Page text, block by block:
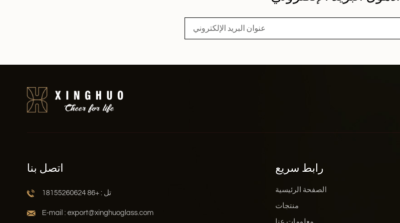
اتصل بنا
تل : +86 18155260624
E-mail : export@xinghuoglass.com
رابط سريع
الصفحة الرئيسية
منتجات